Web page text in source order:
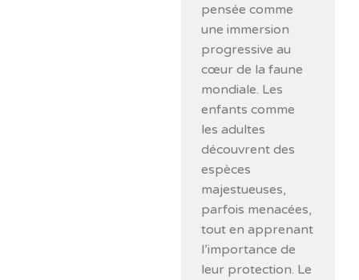
pensée comme
une immersion
progressive au
cœur de la faune
mondiale. Les
enfants comme
les adultes
découvrent des
espèces
majestueuses,
parfois menacées,
tout en apprenant
l’importance de
leur protection. Le